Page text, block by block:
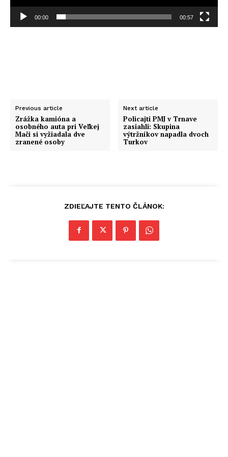
00:00 00:57
Previous article
Zrážka kamióna a
osobného auta pri Veľkej
Mači si vyžiadala dve
zranené osoby
Next article
Policajti PMJ v Trnave
zasiahli: Skupina
výtržníkov napadla dvoch
Turkov
ZDIEĽAJTE TENTO ČLÁNOK: